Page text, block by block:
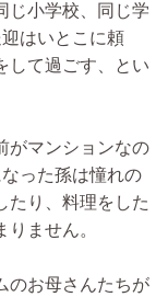
じ小学校、同じ学
はいとこに頼
して過ごす、とい
がマンションなの
った孫は憧れの
たり、料理をした
ません。
のお母さんたちが